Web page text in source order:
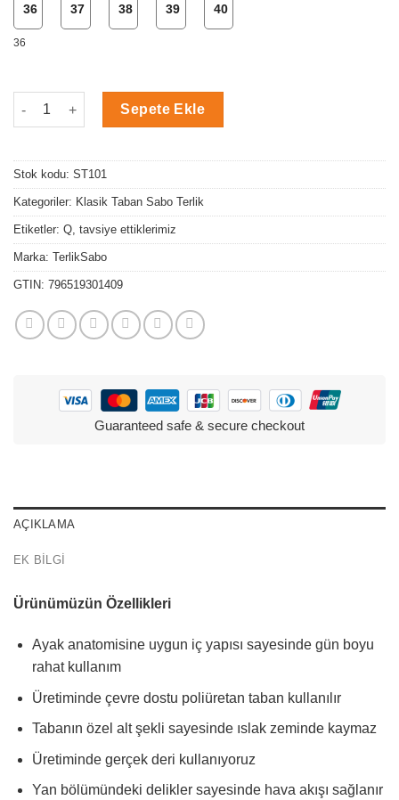
36
36
37 38 39 40
Pembe Nubuk Kelebek Temalı Sabo Terlik adet
Sepete Ekle
Stok kodu: ST101
Kategoriler: Klasik Taban Sabo Terlik
Etiketler: Q tavsiye ettiklerimiz
Marka: TerlikSabo
GTIN: 796519301409
Guaranteed safe & secure checkout
AÇIKLAMA
EK BILGI
Ürünümüzün Özellikleri
Ayak anatomisine uygun iç yapısı sayesinde gün boyu
rahat kullanım
Üretiminde çevre dostu poliüretan taban kullanılır
Tabanın özel alt şekli sayesinde ıslak zeminde kaymaz
Üretiminde gerçek deri kullanıyoruz
Yan bölümündeki delikler sayesinde hava akışı sağlanır